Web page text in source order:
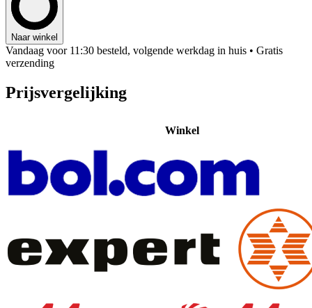
Naar winkel
Vandaag voor 11:30 besteld, volgende werkdag in huis • Gratis
verzending
Prijsvergelijking
Winkel